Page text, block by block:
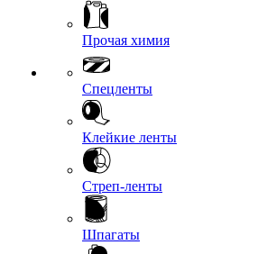
Прочая химия
Спецленты
Клейкие ленты
Стреп-ленты
Шпагаты